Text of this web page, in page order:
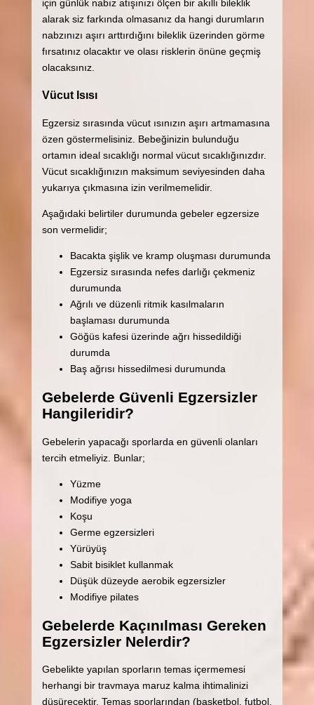
için günlük nabız atışınızı ölçen bir akıllı bileklik
alarak siz farkında olmasanız da hangi durumların
nabzınızı aşırı arttırdığını bileklik üzerinden görme
fırsatınız olacaktır ve olası risklerin önüne geçmiş
olacaksınız.
Vücut Isısı
Egzersiz sırasında vücut ısınızın aşırı artmamasına
özen göstermelisiniz. Bebeğinizin bulunduğu
ortamın ideal sıcaklığı normal vücut sıcaklığınızdır.
Vücut sıcaklığınızın maksimum seviyesinden daha
yukarıya çıkmasına izin verilmemelidir.
Aşağıdaki belirtiler durumunda gebeler egzersize
son vermelidir;
Bacakta şişlik ve kramp oluşması durumunda
Egzersiz sırasında nefes darlığı çekmeniz
durumunda
Ağrılı ve düzenli ritmik kasılmaların
başlaması durumunda
Göğüs kafesi üzerinde ağrı hissedildiği
durumda
Baş ağrısı hissedilmesi durumunda
Gebelerde Güvenli Egzersizler
Hangileridir?
Gebelerin yapacağı sporlarda en güvenli olanları
tercih etmeliyiz. Bunlar;
Yüzme
Modifiye yoga
Koşu
Germe egzersizleri
Yürüyüş
Sabit bisiklet kullanmak
Düşük düzeyde aerobik egzersizler
Modifiye pilates
Gebelerde Kaçınılması Gereken
Egzersizler Nelerdir?
Gebelikte yapılan sporların temas içermemesi
herhangi bir travmaya maruz kalma ihtimalinizi
düşürecektir. Temas sporlarından (basketbol, futbol,